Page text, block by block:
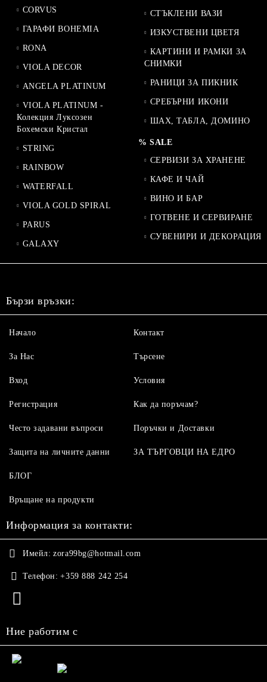
CORVUS
ГАРАФИ BOHEMIA
RONA
VIOLA DECOR
ANGELA PLATINUM
VIOLA PLATINUM -
Колекция Луксозен
Бохемски Кристал
STRING
RAINBOW
WATERFALL
VIOLA GOLD SPIRAL
PARUS
GALAXY
СТЪКЛЕНИ ВАЗИ
ИЗКУСТВЕНИ ЦВЕТЯ
КАРТИНИ И РАМКИ ЗА
СНИМКИ
РАНИЦИ ЗА ПИКНИК
СРЕБЪРНИ ИКОНИ
ШАХ, ТАБЛА, ДОМИНО
% SALE
СЕРВИЗИ ЗА ХРАНЕНЕ
КАФЕ И ЧАЙ
ВИНО И БАР
ГОТВЕНЕ И СЕРВИРАНЕ
СУВЕНИРИ И ДЕКОРАЦИЯ
Бързи връзки:
Начало
За Нас
Вход
Регистрация
Контакт
Търсене
Условия
Как да поръчам?
Често задавани въпроси
Защита на личните данни
БЛОГ
Връщане на продукти
Поръчки и Доставки
ЗА ТЪРГОВЦИ НА ЕДРО
Информация за контакти:
Имейл: zora99bg@hotmail.com
Телефон: +359 888 242 254
Ние работим с